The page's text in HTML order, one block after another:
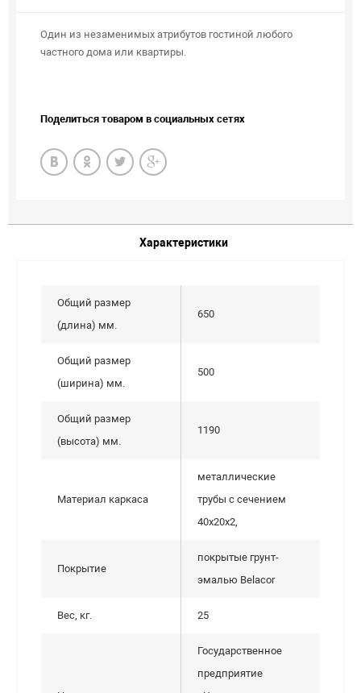
Один из незаменимых атрибутов гостиной любого
частного дома или квартиры.
Поделиться товаром в социальных сетях
Характеристики
Общий размер
(длина) мм.
650
Общий размер
(ширина) мм.
500
Общий размер
(высота) мм.
1190
Материал каркаса
металлические
трубы с сечением
40х20х2,
Покрытие
покрытые грунт-
эмалью Belacor
Вес, кг. 25
Государственное
предприятие